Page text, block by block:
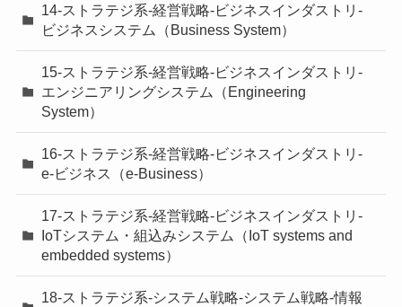
14-ストラテジ系-経営戦略-ビジネスインダストリ-
ビジネスシステム（Business System）
15-ストラテジ系-経営戦略-ビジネスインダストリ-
エンジニアリングシステム（Engineering
System）
16-ストラテジ系-経営戦略-ビジネスインダストリ-
e-ビジネス（e-Business）
17-ストラテジ系-経営戦略-ビジネスインダストリ-
IoTシステム・組込みシステム（IoT systems and
embedded systems）
18-ストラテジ系-システム戦略-システム戦略-情報